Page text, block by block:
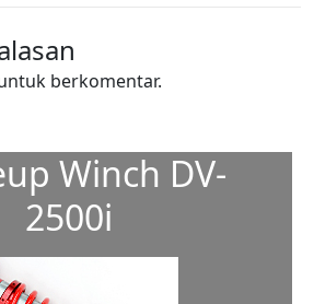
berkomentar.
Winch DV-
2500i